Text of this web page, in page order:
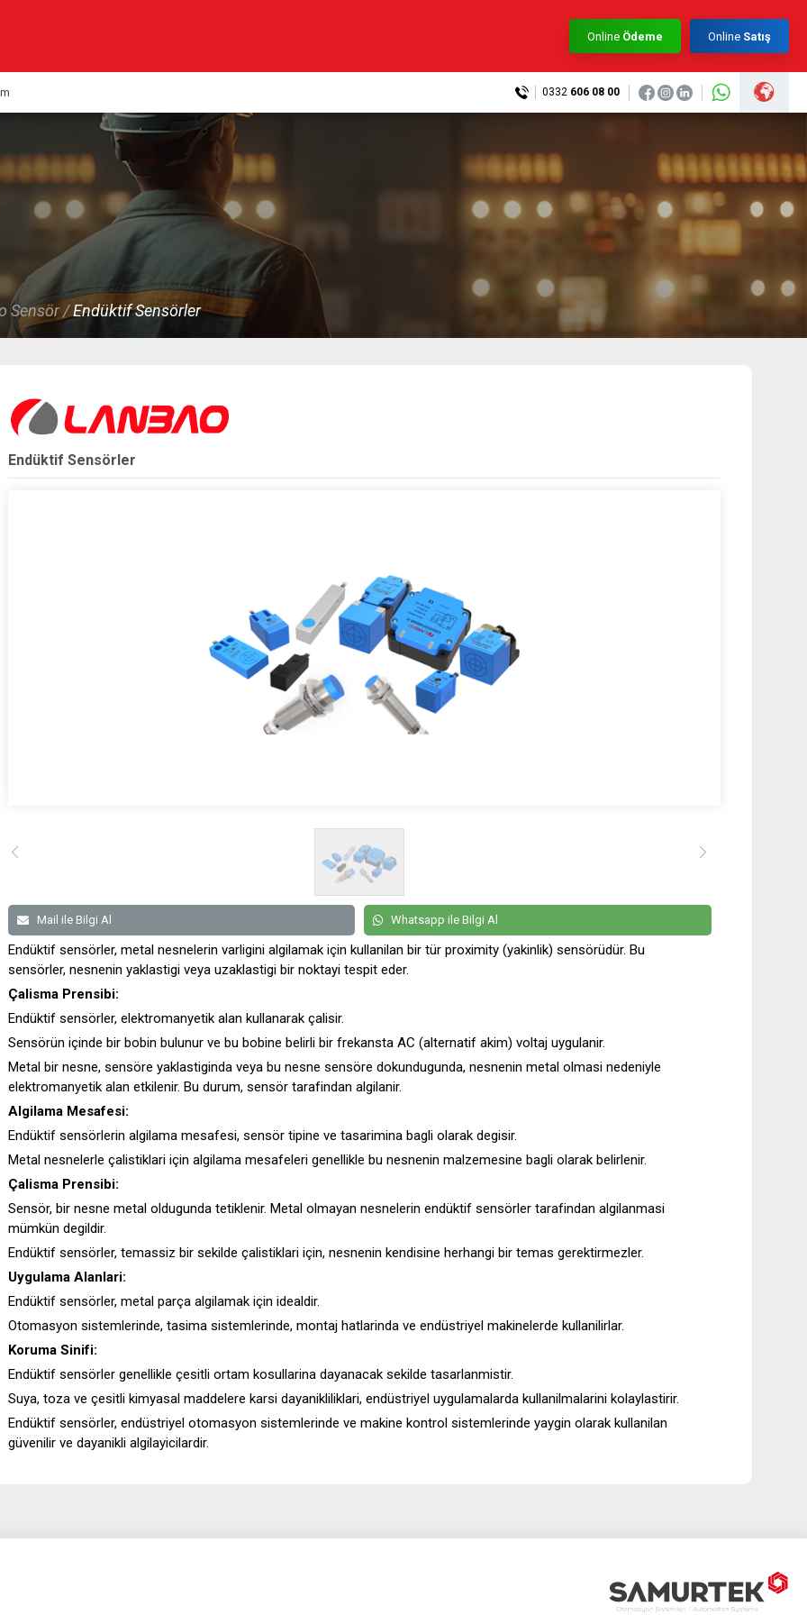
×
0332 606 08 00
info@samurtek.com.tr
Online Ödeme Online Satış
0332 606 08 00
Sensör /Endüktif Sensörler
Ürünlerimiz
Çözümlerimiz
KVK
Multimedya
Kalite & Belgeler
İletişim
Endüktif Sensörler
Mail ile Bilgi Al Whatsapp ile Bilgi Al
Endüktif sensörler, metal nesnelerin varligini algilamak için kullanilan bir tür proximity (yakinlik) sensörüdür. Bu
sensörler, nesnenin yaklastigi veya uzaklastigi bir noktayi tespit eder.
Çalisma Prensibi:
Endüktif sensörler, elektromanyetik alan kullanarak çalisir.
Sensörün içinde bir bobin bulunur ve bu bobine belirli bir frekansta AC (alternatif akim) voltaj uygulanir.
Metal bir nesne, sensöre yaklastiginda veya bu nesne sensöre dokundugunda, nesnenin metal olmasi nedeniyle
elektromanyetik alan etkilenir. Bu durum, sensör tarafindan algilanir.
Algilama Mesafesi:
Endüktif sensörlerin algilama mesafesi, sensör tipine ve tasarimina bagli olarak degisir.
Metal nesnelerle çalistiklari için algilama mesafeleri genellikle bu nesnenin malzemesine bagli olarak belirlenir.
Çalisma Prensibi:
Sensör, bir nesne metal oldugunda tetiklenir. Metal olmayan nesnelerin endüktif sensörler tarafindan algilanmasi
mümkün degildir.
Endüktif sensörler, temassiz bir sekilde çalistiklari için, nesnenin kendisine herhangi bir temas gerektirmezler.
Uygulama Alanlari:
Endüktif sensörler, metal parça algilamak için idealdir.
Otomasyon sistemlerinde, tasima sistemlerinde, montaj hatlarinda ve endüstriyel makinelerde kullanilirlar.
Koruma Sinifi:
Endüktif sensörler genellikle çesitli ortam kosullarina dayanacak sekilde tasarlanmistir.
Suya, toza ve çesitli kimyasal maddelere karsi dayanikliliklari, endüstriyel uygulamalarda kullanilmalarini kolaylastirir.
Endüktif sensörler, endüstriyel otomasyon sistemlerinde ve makine kontrol sistemlerinde yaygin olarak kullanilan
güvenilir ve dayanikli algilayicilardir.